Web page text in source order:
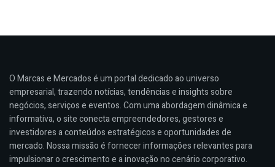
O Marcas e Mercados é um portal dedicado ao universo
empresarial, trazendo notícias, tendências e insights sobre
negócios, serviços e eventos. Com uma abordagem dinâmica e
informativa, o site conecta empreendedores, gestores e
investidores a conteúdos estratégicos e oportunidades de
mercado. Nossa missão é fornecer informações relevantes para
impulsionar o crescimento e a inovação no cenário corporativo.